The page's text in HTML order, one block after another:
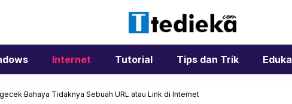
Internet Tutorial Tips dan Trik
Bahaya Tidaknya Sebuah URL atau Link di Internet